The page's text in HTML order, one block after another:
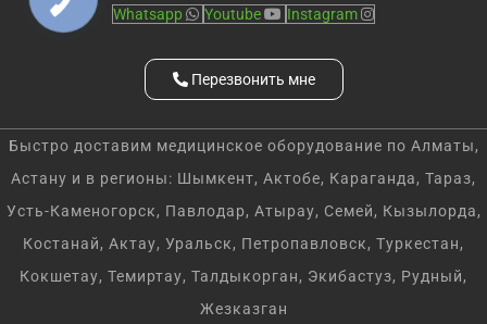
Whatsapp Youtube Instagram
Перезвонить мне
Быстро доставим медицинское оборудование по Алматы,
Астану и в регионы: Шымкент, Актобе, Караганда, Тараз,
Усть-Каменогорск, Павлодар, Атырау, Семей, Кызылорда,
Костанай, Актау, Уральск, Петропавловск, Туркестан,
Кокшетау, Темиртау, Талдыкорган, Экибастуз, Рудный,
Жезказган